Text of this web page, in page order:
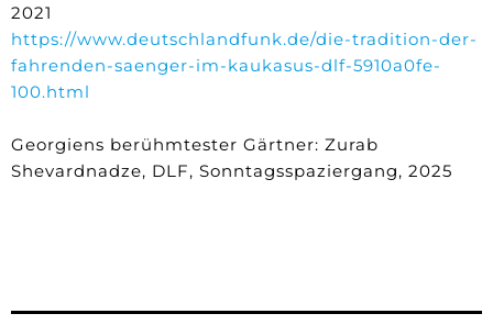
2021
https://www.deutschlandfunk.de/die-tradition-der-
fahrenden-saenger-im-kaukasus-dlf-5910a0fe-
100.html
Georgiens berühmtester Gärtner: Zurab
Shevardnadze, DLF, Sonntagsspaziergang, 2025